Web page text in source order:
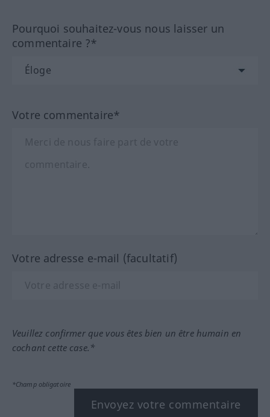
Pourquoi souhaitez-vous nous laisser un
commentaire ?*
Votre commentaire*
Votre adresse e-mail (facultatif)
Veuillez confirmer que vous êtes bien un être humain en
cochant cette case.*
*Champ obligatoire
Envoyez votre commentaire